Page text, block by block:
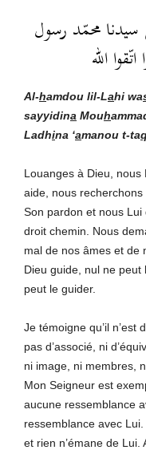
سيدنا محمّد رسول
الله
Al-hamdou lil-Lahi wa
sayyidina Mouh
Ladhina ‘amanou t-ta
Louanges à Dieu,
aide, nous
Son pardon et nous
droit chemin. Nous
mal de nos âmes et
Dieu guide, nul ne peut
peut le guider.
Je témoigne qu’il n’est
pas d’associé, ni
ni image, ni membres,
Mon Seigneur est
aucune ressemblance
ressemblance avec
et rien n’émane de Lui.